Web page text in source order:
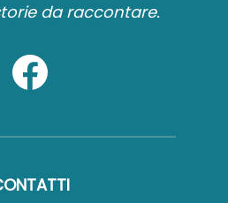
da raccontare.